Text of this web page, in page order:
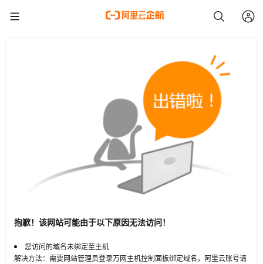
抱歉！该网站可能由于以下原因无法访问！
您访问的域名未绑定至主机
解决方法：需要网站管理员登录万网主机控制面板绑定域名，阿里云账号请